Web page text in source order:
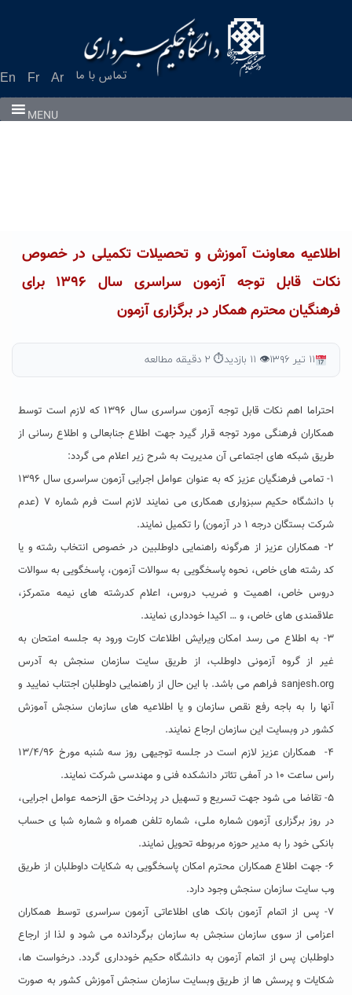
En Fr Ar تماس با ما
MENU
اطلاعیه معاونت آموزش و تحصیلات تکمیلی در خصوص
نکات قابل توجه آزمون سراسری سال ۱۳۹۶ برای
فرهنگیان محترم همکار در برگزاری آزمون
۱۱ تیر ۱۳۹۶ 👁 ۱۱ بازدید ⏱ ۲ دقیقه مطالعه
احتراما اهم نکات قابل توجه آزمون سراسری سال ۱۳۹۶ که لازم است توسط
همکاران فرهنگی مورد توجه قرار گیرد جهت اطلاع جنابعالی و اطلاع رسانی از
طریق شبکه های اجتماعی آن مدیریت به شرح زیر اعلام می گردد:
۱- تمامی فرهنگیان عزیز که به عنوان عوامل اجرایی آزمون سراسری سال ۱۳۹۶
با دانشگاه حکیم سبزواری همکاری می نمایند لازم است فرم شماره ۷ (عدم
شرکت بستگان درجه ۱ در آزمون) را تکمیل نمایند.
۲- همکاران عزیز از هرگونه راهنمایی داوطلبین در خصوص انتخاب رشته و یا
کد رشته های خاص، نحوه پاسخگویی به سوالات آزمون، پاسخگویی به سوالات
دروس خاص، اهمیت و ضریب دروس، اعلام کدرشته های نیمه متمرکز،
علاقمندی های خاص، و … اکیدا خودداری نمایند.
۳- به اطلاع می رسد امکان ویرایش اطلاعات کارت ورود به جلسه امتحان به
غیر از گروه آزمونی داوطلب، از طریق سایت سازمان سنجش به آدرس
sanjesh.org فراهم می باشد. با این حال از راهنمایی داوطلبان اجتناب نمایید و
آنها را به باجه رفع نقص سازمان و یا اطلاعیه های سازمان سنجش آموزش
کشور در وبسایت این سازمان ارجاع نمایند.
۴- همکاران عزیز لازم است در جلسه توجیهی روز سه شنبه مورخ ۱۳/۴/۹۶
راس ساعت ۱۰ در آمفی تئاتر دانشکده فنی و مهندسی شرکت نمایند.
۵- تقاضا می شود جهت تسریع و تسهیل در پرداخت حق الزحمه عوامل اجرایی،
در روز برگزاری آزمون شماره ملی، شماره تلفن همراه و شماره شبا ی حساب
بانکی خود را به مدیر حوزه مربوطه تحویل نمایند.
۶- جهت اطلاع همکاران محترم امکان پاسخگویی به شکایات داوطلبان از طریق
وب سایت سازمان سنجش وجود دارد.
۷- پس از اتمام آزمون بانک های اطلاعاتی آزمون سراسری توسط همکاران
اعزامی از سوی سازمان سنجش به سازمان برگردانده می شود و لذا از ارجاع
داوطلبان پس از اتمام آزمون به دانشگاه حکیم خودداری گردد. درخواست ها،
شکایات و پرسش ها از طریق وبسایت سازمان سنجش آموزش کشور به صورت